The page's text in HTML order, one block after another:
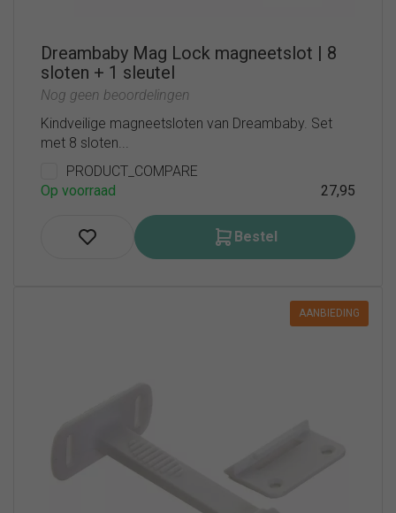
Dreambaby Mag Lock magneetslot | 8
sloten + 1 sleutel
Nog geen beoordelingen
Kindveilige magneetsloten van Dreambaby. Set
met 8 sloten...
PRODUCT_COMPARE
Op voorraad
27,95
Bestel
AANBIEDING